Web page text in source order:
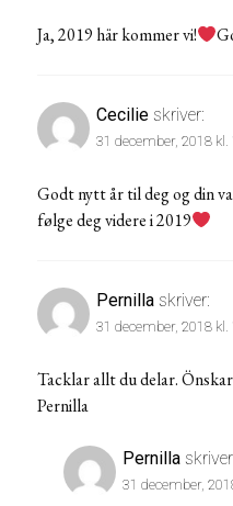
Ja, 2019 här kommer vi!
Cecilie skriver:
31 december, 2018 kl.
Godt nytt år til deg og din
følge deg videre i 2019
Pernilla skriver:
31 december, 2018 kl.
Tacklar allt du delar.
Pernilla
Pernilla
31 december,